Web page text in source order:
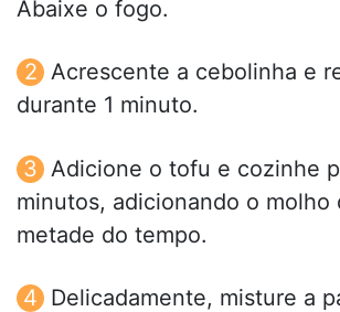
Abaixe o fogo.
Acrescente a cebolinha e
durante 1 minuto.
Adicione o tofu e cozinhe
minutos, adicionando o molho
metade do tempo.
Delicadamente, misture a